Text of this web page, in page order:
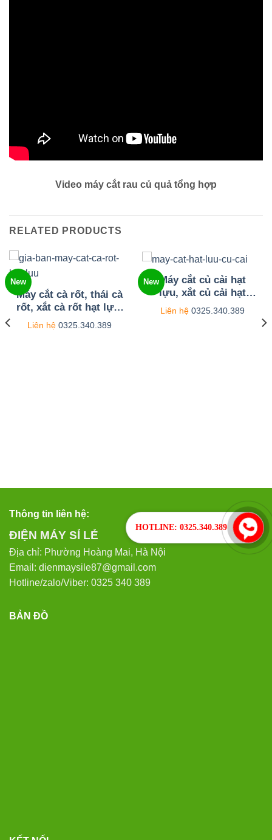
Video máy cắt rau củ quả tổng hợp
RELATED PRODUCTS
New
Máy cắt cà rốt, thái cà
rốt, xắt cà rốt hạt lựu.
Máy còn thái củ quả,
xúc xích hạt lựu
Liên hệ 0325.340.389
New Máy cắt củ cải hạt
lựu, xắt củ cải hạt
lựu, thái củ cải hạt
lựu. Hạt lựu
Liên hệ 0325.340.389
Thông tin liên hệ:
ĐIỆN MÁY SỈ LẺ
Địa chỉ: Phường Hoàng Mai, Hà Nội
Email: dienmaysile87@gmail.com
Hotline/zalo/Viber: 0325 340 389
BẢN ĐỒ
HOTLINE: 0325.340.389